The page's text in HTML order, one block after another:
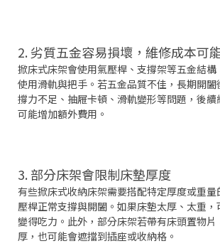
2. 劣質五金容易損壞，維修成本可
掀床式床架會使用氣壓桿、支撐架等五金結
使用滑軌與把手。若五金品質不佳，長期開
撐力不足、抽屜卡頓、滑軌變形等問題，後
可能增加額外費用。
3. 部分床架會限制床墊厚度
有些掀床式收納床架需要搭配特定厚度或重
壓桿正常支撐與開闔。如果床墊太厚、太重
變得吃力。此外，部分床架若帶有床頭置物
厚，也可能會遮擋到插座或收納格。